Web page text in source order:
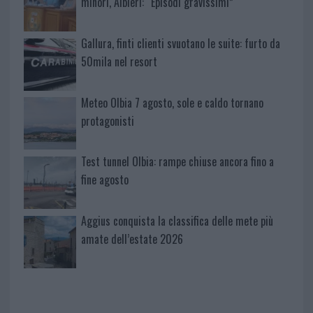
Gallura, finti clienti svuotano le suite: furto da
50mila nel resort
Meteo Olbia 7 agosto, sole e caldo tornano
protagonisti
Test tunnel Olbia: rampe chiuse ancora fino a
fine agosto
Aggius conquista la classifica delle mete più
amate dell’estate 2026